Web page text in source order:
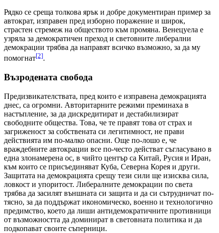
Рядко се среща толкова ярък и добре документиран пример за
автократ, изправен пред изборно поражение и широк,
страстен стремеж на обществото към промяна. Венецуела е
узряла за демократичен преход и световните либерални
демокрации трябва да направят всичко възможно, за да му
помогнат[2].
Възродената свобода
Предизвикателствата, пред които е изправена демокрацията
днес, са огромни. Авторитарните режими преминаха в
настъпление, за да дискредитират и дестабилизират
свободните общества. Това, че те правят това от страх и
загриженост за собствената си легитимност, не прави
действията им по-малко опасни. Още по-лошо е, че
враждебните автокрации все по-често действат съгласувано в
една злонамерена ос, в чийто център са Китай, Русия и Иран,
към които се присъединяват Куба, Северна Корея и други.
Защитата на демокрацията срещу тези сили ще изисква сила,
ловкост и упоритост. Либералните демокрации по света
трябва да засилят външната си защита и да си сътрудничат по-
тясно, за да поддържат икономическо, военно и технологично
предимство, което да лиши антидемократичните противници
от възможността да доминират в световната политика и да
подкопават своите съперници.